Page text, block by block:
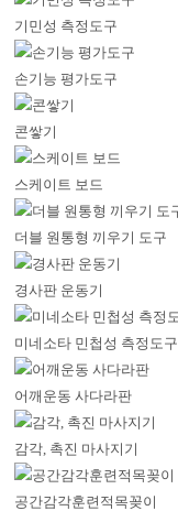
기민성 측정도구
손기능 평가도구
콘쌓기
스케이트 보드
더블 원통형 끼우기 도구
경사판 운동기
미네소타 민첩성 측정도구
어깨운동 사다라판
감각, 촉진 마사지기
공간감각훈련적목꽂이